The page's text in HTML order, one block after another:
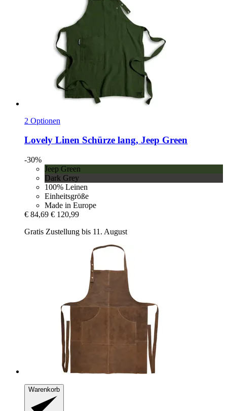
2 Optionen
Lovely Linen Schürze lang, Jeep Green
-30%
Jeep Green
Dark Grey
100% Leinen
Einheitsgröße
Made in Europe
€ 84,69 € 120,99
Gratis Zustellung bis 11. August
Warenkorb